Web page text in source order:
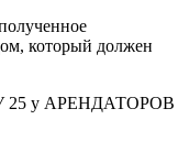
который должен
25 у АРЕНДАТОРОВ